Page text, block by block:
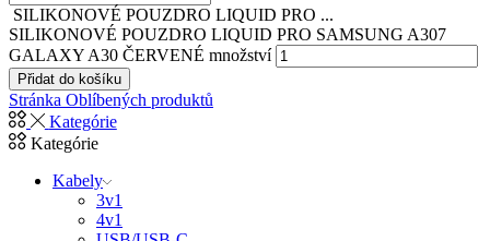
SILIKONOVÉ POUZDRO LIQUID PRO ...
SILIKONOVÉ POUZDRO LIQUID PRO SAMSUNG A307
GALAXY A30 ČERVENÉ množství
Přidat do košíku
Stránka Oblíbených produktů
Kategórie
Kategórie
Kabely
3v1
4v1